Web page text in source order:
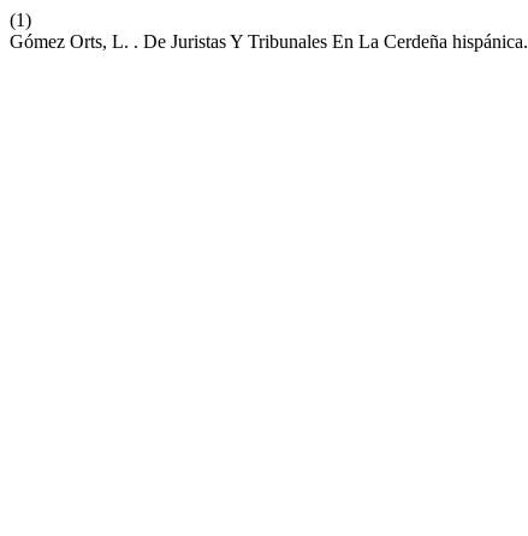
(1)
Gómez Orts, L. . De Juristas Y Tribunales En La Cerdeña hispánica.